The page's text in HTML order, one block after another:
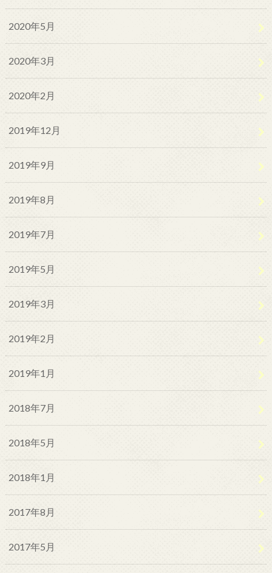
2020年5月
2020年3月
2020年2月
2019年12月
2019年9月
2019年8月
2019年7月
2019年5月
2019年3月
2019年2月
2019年1月
2018年7月
2018年5月
2018年1月
2017年8月
2017年5月